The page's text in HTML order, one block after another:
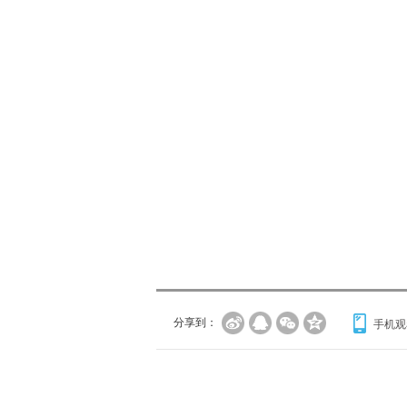
分享到： 手机